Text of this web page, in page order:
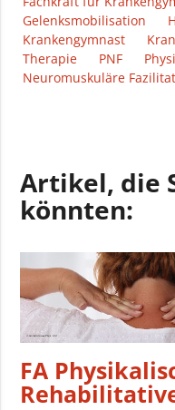
Gelenksmobilisation
Krankengymnast
Therapie
PNF
Neuromuskuläre
Artikel, die
könnten:
FA